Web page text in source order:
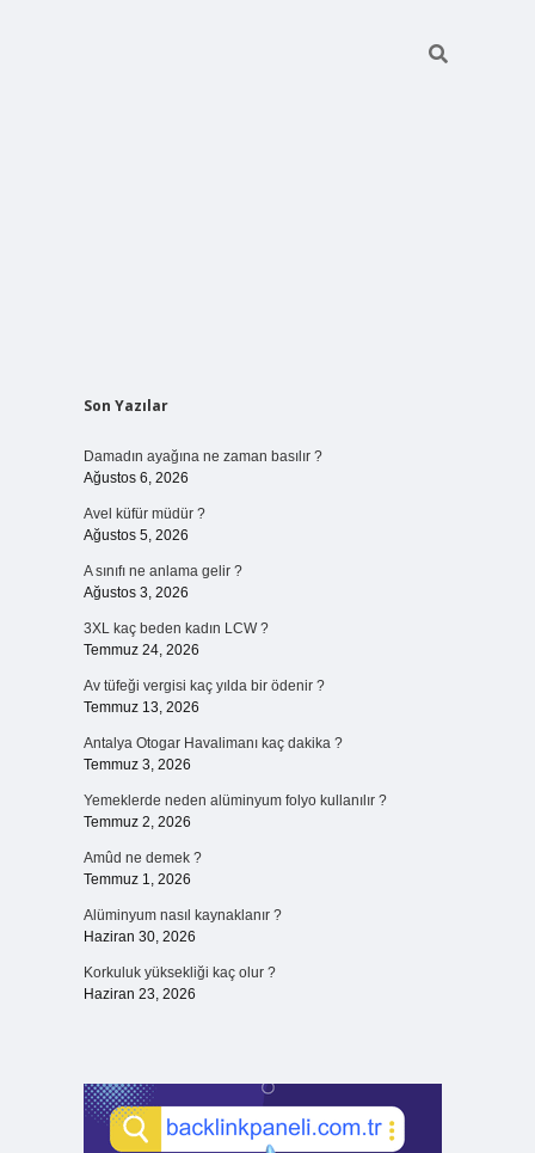
Sidebar
Son Yazılar
Damadın ayağına ne zaman basılır ?
Ağustos 6, 2026
Avel küfür müdür ?
Ağustos 5, 2026
A sınıfı ne anlama gelir ?
Ağustos 3, 2026
3XL kaç beden kadın LCW ?
Temmuz 24, 2026
Av tüfeği vergisi kaç yılda bir ödenir ?
Temmuz 13, 2026
Antalya Otogar Havalimanı kaç dakika ?
Temmuz 3, 2026
Yemeklerde neden alüminyum folyo kullanılır ?
Temmuz 2, 2026
Amûd ne demek ?
Temmuz 1, 2026
Alüminyum nasıl kaynaklanır ?
Haziran 30, 2026
Korkuluk yüksekliği kaç olur ?
Haziran 23, 2026